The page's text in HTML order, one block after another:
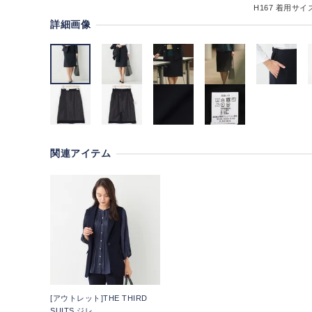
H167 着用サイ
詳細画像
関連アイテム
[アウトレット]THE THIRD